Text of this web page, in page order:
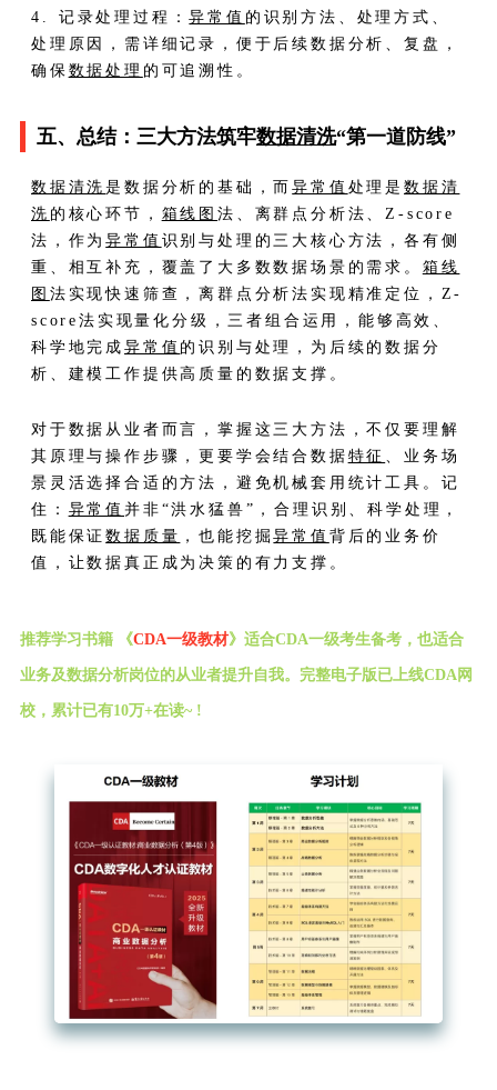
4. 记录处理过程：异常值 的识别方法、处理方式、
处理原因，需详细记录，便于后续数据分析、复盘，
确保 数据处理 的可追溯性。
五、总结：三大方法筑牢数据清洗“第一道防线”
数据清洗是数据分析的基础，而异常值 处理是数据清
洗 的核心环节， 箱线图法、离群点分析法、Z-score
法，作为异常值 识别与处理的三大核心方法，各有侧
重、相互补充，覆盖了大多数数据场景的需求。 箱线
图 法实现快速筛查，离群点分析法实现精准定位，Z-
score法实现量化分级，三者组合运用，能够高效、
科学地完成 异常值 的识别与处理，为后续的数据分
析、建模工作提供高质量的数据支撑。
对于数据从业者而言，掌握这三大方法，不仅要理解
其原理与操作步骤，更要学会结合数据 特征 、业务场
景灵活选择合适的方法，避免机械套用统计工具。记
住： 异常值并非“洪水猛兽”，合理识别、科学处理，
既能保证数据质量 ，也能挖掘异常值 背后的业务价
值，让数据真正成为决策的有力支撑。
推荐学习书籍 《CDA一级教材》适合CDA一级考生备考，也适合
业务及数据分析岗位的从业者提升自我。完整电子版已上线CDA网
校，累计已有10万+在读~ !